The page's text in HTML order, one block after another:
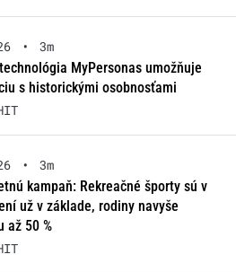
•
3m
MyPersonas umožňuje
s historickými osobnosťami
•
3m
kampaň: Rekreačné športy sú v
už v základe, rodiny navyše
až 50 %